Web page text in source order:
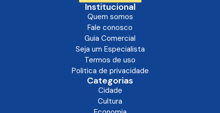
Institucional
Quem somos
Fale conosco
Guia Comercial
Seja um Especialista
Termos de uso
Politica de privacidade
Categorias
Cidade
Cultura